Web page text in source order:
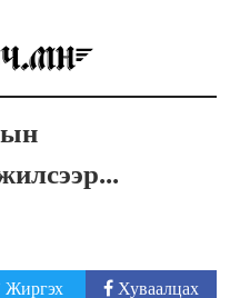
Жиргэх Хуваалцах